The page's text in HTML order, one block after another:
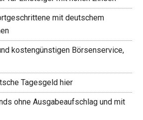
mit deutschem
kostengünstigen Börsenservice,
Tagesgeld hier
ohne Ausgabeaufschlag und mit